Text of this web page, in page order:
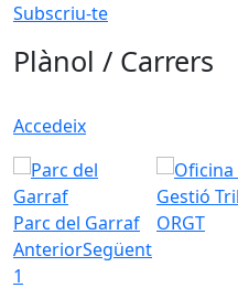
Subscriu-te
Plànol / Carrers
Accedeix
Parc del Garraf ORGT
AnteriorSegüent
1